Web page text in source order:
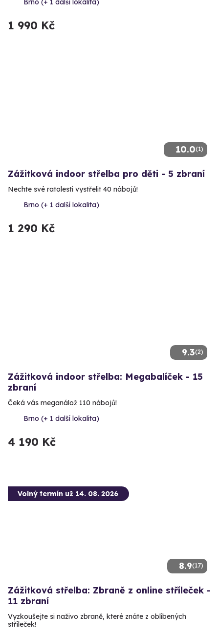
Brno (+ 1 další lokalita)
1 990 Kč
10.0(1)
Zážitková indoor střelba pro děti - 5 zbraní
Nechte své ratolesti vystřelit 40 nábojů!
Brno (+ 1 další lokalita)
1 290 Kč
9.3(2)
Zážitková indoor střelba: Megabalíček - 15
zbraní
Čeká vás meganálož 110 nábojů!
Brno (+ 1 další lokalita)
4 190 Kč
8.9(17)
Volný termín už 14. 08. 2026
Zážitková střelba: Zbraně z online stříleček -
11 zbraní
Vyzkoušejte si naživo zbraně, které znáte z oblíbených
stříleček!